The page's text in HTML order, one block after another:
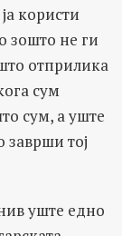
користи
зошто не ги
отприлика
сум
сум, а уште
заврши тој
уште едно